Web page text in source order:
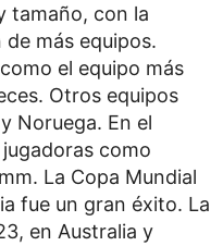
tamaño, con la
más equipos.
el equipo más
Otros equipos
Noruega. En el
como
La Copa Mundial
fue un gran éxito. La
en Australia y